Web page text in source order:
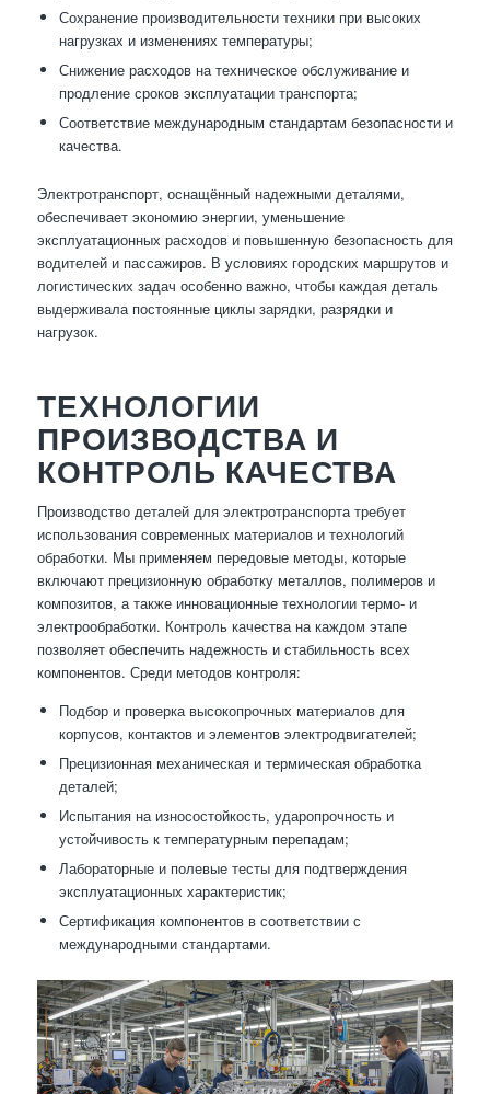
Сохранение производительности техники при высоких
нагрузках и изменениях температуры;
Снижение расходов на техническое обслуживание и
продление сроков эксплуатации транспорта;
Соответствие международным стандартам безопасности и
качества.
Электротранспорт, оснащённый надежными деталями,
обеспечивает экономию энергии, уменьшение
эксплуатационных расходов и повышенную безопасность для
водителей и пассажиров. В условиях городских маршрутов и
логистических задач особенно важно, чтобы каждая деталь
выдерживала постоянные циклы зарядки, разрядки и
нагрузок.
ТЕХНОЛОГИИ
ПРОИЗВОДСТВА И
КОНТРОЛЬ КАЧЕСТВА
Производство деталей для электротранспорта требует
использования современных материалов и технологий
обработки. Мы применяем передовые методы, которые
включают прецизионную обработку металлов, полимеров и
композитов, а также инновационные технологии термо- и
электрообработки. Контроль качества на каждом этапе
позволяет обеспечить надежность и стабильность всех
компонентов. Среди методов контроля:
Подбор и проверка высокопрочных материалов для
корпусов, контактов и элементов электродвигателей;
Прецизионная механическая и термическая обработка
деталей;
Испытания на износостойкость, ударопрочность и
устойчивость к температурным перепадам;
Лабораторные и полевые тесты для подтверждения
эксплуатационных характеристик;
Сертификация компонентов в соответствии с
международными стандартами.